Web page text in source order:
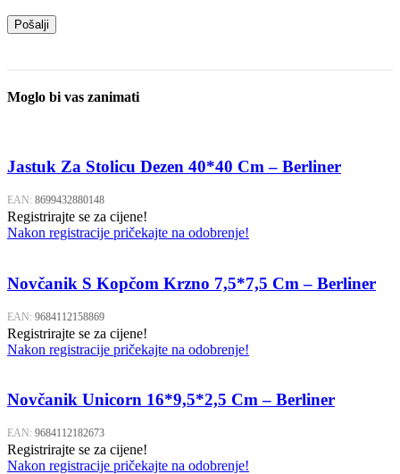
Moglo bi vas zanimati
Jastuk Za Stolicu Dezen 40*40 Cm – Berliner
EAN: 8699432880148
Registrirajte se za cijene!
Nakon registracije pričekajte na odobrenje!
Novčanik S Kopčom Krzno 7,5*7,5 Cm – Berliner
EAN: 9684112158869
Registrirajte se za cijene!
Nakon registracije pričekajte na odobrenje!
Novčanik Unicorn 16*9,5*2,5 Cm – Berliner
EAN: 9684112182673
Registrirajte se za cijene!
Nakon registracije pričekajte na odobrenje!